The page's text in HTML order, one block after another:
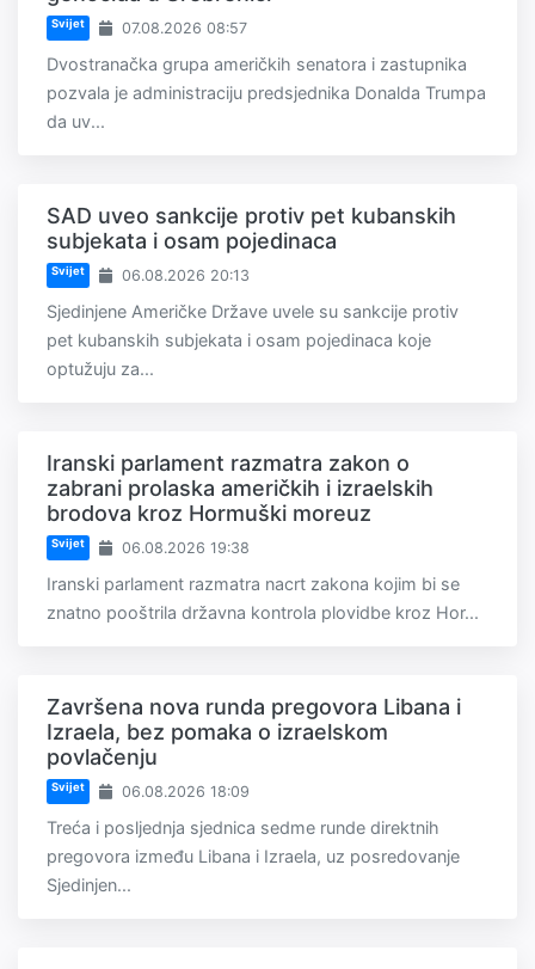
Svijet 07.08.2026 08:57
Dvostranačka grupa američkih senatora i zastupnika
pozvala je administraciju predsjednika Donalda Trumpa
da uv...
SAD uveo sankcije protiv pet kubanskih
subjekata i osam pojedinaca
Svijet 06.08.2026 20:13
Sjedinjene Američke Države uvele su sankcije protiv
pet kubanskih subjekata i osam pojedinaca koje
optužuju za...
Iranski parlament razmatra zakon o
zabrani prolaska američkih i izraelskih
brodova kroz Hormuški moreuz
Svijet 06.08.2026 19:38
Iranski parlament razmatra nacrt zakona kojim bi se
znatno pooštrila državna kontrola plovidbe kroz Hor...
Završena nova runda pregovora Libana i
Izraela, bez pomaka o izraelskom
povlačenju
Svijet 06.08.2026 18:09
Treća i posljednja sjednica sedme runde direktnih
pregovora između Libana i Izraela, uz posredovanje
Sjedinjen...